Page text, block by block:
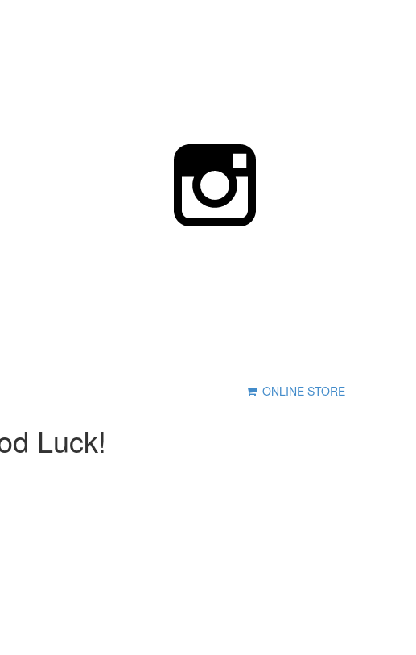
ONLINE STORE
Luck!